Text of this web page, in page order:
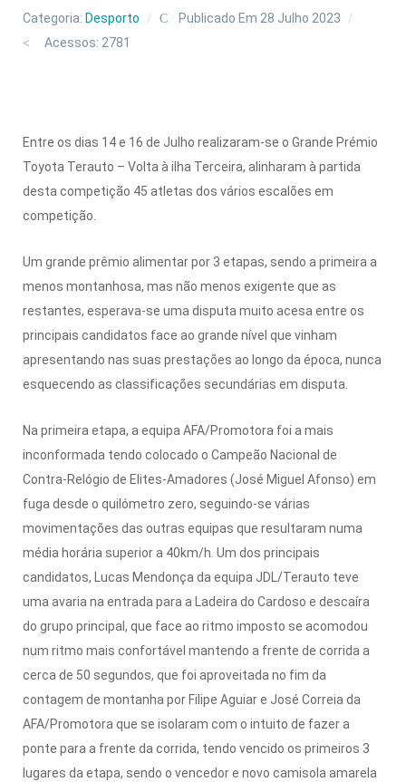
Categoria: Desporto
Publicado Em 28 Julho 2023
Acessos: 2781
Entre os dias 14 e 16 de Julho realizaram-se o Grande Prémio
Toyota Terauto – Volta à ilha Terceira, alinharam à partida
desta competição 45 atletas dos vários escalões em
competição.
Um grande prêmio alimentar por 3 etapas, sendo a primeira a
menos montanhosa, mas não menos exigente que as
restantes, esperava-se uma disputa muito acesa entre os
principais candidatos face ao grande nível que vinham
apresentando nas suas prestações ao longo da época, nunca
esquecendo as classificações secundárias em disputa.
Na primeira etapa, a equipa AFA/Promotora foi a mais
inconformada tendo colocado o Campeão Nacional de
Contra-Relógio de Elites-Amadores (José Miguel Afonso) em
fuga desde o quilómetro zero, seguindo-se várias
movimentações das outras equipas que resultaram numa
média horária superior a 40km/h. Um dos principais
candidatos, Lucas Mendonça da equipa JDL/Terauto teve
uma avaria na entrada para a Ladeira do Cardoso e descaíra
do grupo principal, que face ao ritmo imposto se acomodou
num ritmo mais confortável mantendo a frente de corrida a
cerca de 50 segundos, que foi aproveitada no fim da
contagem de montanha por Filipe Aguiar e José Correia da
AFA/Promotora que se isolaram com o intuito de fazer a
ponte para a frente da corrida, tendo vencido os primeiros 3
lugares da etapa, sendo o vencedor e novo camisola amarela